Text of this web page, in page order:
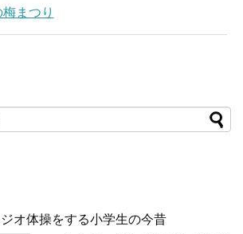
まつり
オ体操をする小学生の今昔